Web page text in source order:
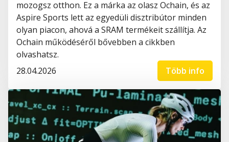
mozogsz otthon. Ez a márka az olasz Ochain, és az
Aspire Sports lett az egyedüli disztribútor minden
olyan piacon, ahová a SRAM termékeit szállítja. Az
Ochain működéséről bővebben a cikkben
olvashatsz.
28.04.2026
Több info